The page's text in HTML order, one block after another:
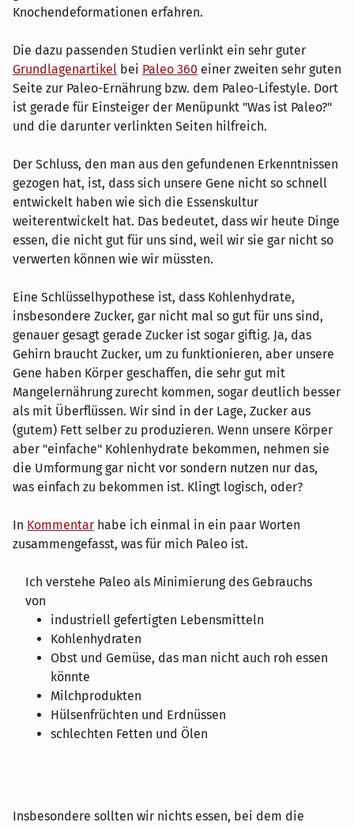
Knochendeformationen erfahren.
Die dazu passenden Studien verlinkt ein sehr guter
Grundlagenartikel bei Paleo 360 einer zweiten sehr guten
Seite zur Paleo-Ernährung bzw. dem Paleo-Lifestyle. Dort
ist gerade für Einsteiger der Menüpunkt "Was ist Paleo?"
und die darunter verlinkten Seiten hilfreich.
Der Schluss, den man aus den gefundenen Erkenntnissen
gezogen hat, ist, dass sich unsere Gene nicht so schnell
entwickelt haben wie sich die Essenskultur
weiterentwickelt hat. Das bedeutet, dass wir heute Dinge
essen, die nicht gut für uns sind, weil wir sie gar nicht so
verwerten können wie wir müssten.
Eine Schlüsselhypothese ist, dass Kohlenhydrate,
insbesondere Zucker, gar nicht mal so gut für uns sind,
genauer gesagt gerade Zucker ist sogar giftig. Ja, das
Gehirn braucht Zucker, um zu funktionieren, aber unsere
Gene haben Körper geschaffen, die sehr gut mit
Mangelernährung zurecht kommen, sogar deutlich besser
als mit Überflüssen. Wir sind in der Lage, Zucker aus
(gutem) Fett selber zu produzieren. Wenn unsere Körper
aber "einfache" Kohlenhydrate bekommen, nehmen sie
die Umformung gar nicht vor sondern nutzen nur das,
was einfach zu bekommen ist. Klingt logisch, oder?
In Kommentar habe ich einmal in ein paar Worten
zusammengefasst, was für mich Paleo ist.
Ich verstehe Paleo als Minimierung des Gebrauchs
von
industriell gefertigten Lebensmitteln
Kohlenhydraten
Obst und Gemüse, das man nicht auch roh essen
könnte
Milchprodukten
Hülsenfrüchten und Erdnüssen
schlechten Fetten und Ölen
Insbesondere sollten wir nichts essen, bei dem die